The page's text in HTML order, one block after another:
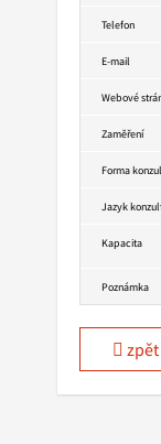
Telefon
E-mail
Webové
Zaměření
Forma
Jazyk
Kapacita
Poznámka